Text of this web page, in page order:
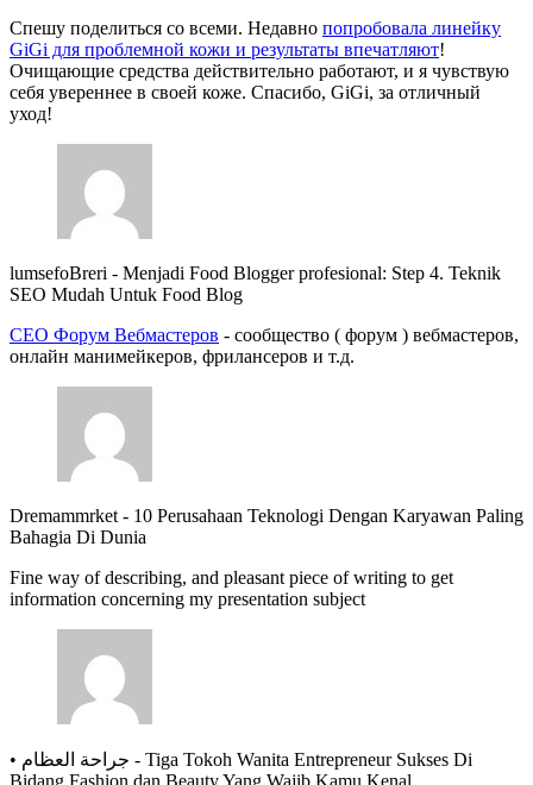
Спешу поделиться со всеми. Недавно попробовала линейку
GiGi для проблемной кожи и результаты впечатляют!
Очищающие средства действительно работают, и я чувствую
себя увереннее в своей коже. Спасибо, GiGi, за отличный
уход!
lumsefoBreri - Menjadi Food Blogger profesional: Step 4. Teknik
SEO Mudah Untuk Food Blog
СЕО Форум Вебмастеров - сообщество ( форум ) вебмастеров,
онлайн манимейкеров, фрилансеров и т.д.
Dremammrket - 10 Perusahaan Teknologi Dengan Karyawan Paling
Bahagia Di Dunia
Fine way of describing, and pleasant piece of writing to get
information concerning my presentation subject
- Tiga Tokoh Wanita Entrepreneur Sukses Di
Bidang Fashion dan Beauty Yang Wajib Kamu Kenal